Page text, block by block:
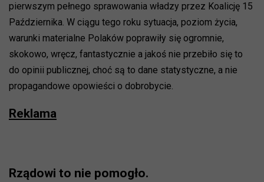
pierwszym pełnego sprawowania władzy przez Koalicję 15
Października. W ciągu tego roku sytuacja, poziom życia,
warunki materialne Polaków poprawiły się ogromnie,
skokowo, wręcz, fantastycznie a jakoś nie przebiło się to
do opinii publicznej, choć są to dane statystyczne, a nie
propagandowe opowieści o dobrobycie.
Reklama
Rządowi to nie pomogło.